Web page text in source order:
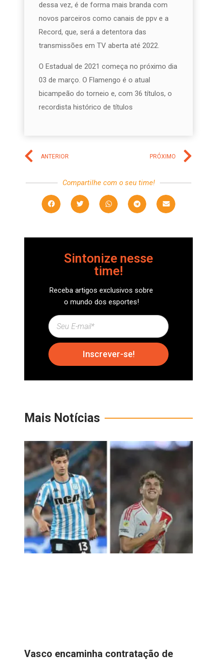
dessa vez, é de forma mais branda com
novos parceiros como canais de ppv e a
Record, que, será a detentora das
transmissões em TV aberta até 2022.
O Estadual de 2021 começa no próximo dia
03 de março. O Flamengo é o atual
bicampeão do torneio e, com 36 títulos, o
recordista histórico de títulos
ANTERIOR PRÓXIMO
Compartilhe com o seu time!
Sintonize nesse
time!
Receba artigos exclusivos sobre
o mundo dos esportes!
Inscrever-se!
Mais Notícias
Vasco encaminha contratação de